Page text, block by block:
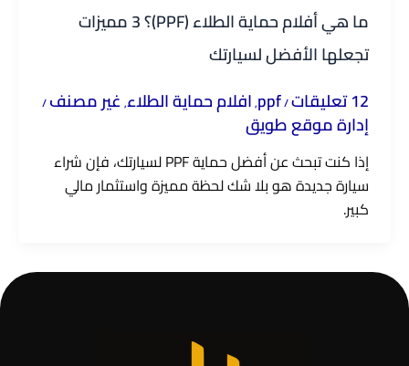
ما هي أفلام حماية الطلاء (PPF)؟ 3 مميزات
تجعلها الأفضل لسيارتك
12 تعليقات
/
ppf
,افلام حماية الطلاء, غير مصنف/
إدارة موقع طويق
إذا كنت تبحث عن أفضل حماية PPF لسيارتك، فإن شراء
سيارة جديدة هو بلا شك لحظة مميزة واستثمار مالي
كبير.